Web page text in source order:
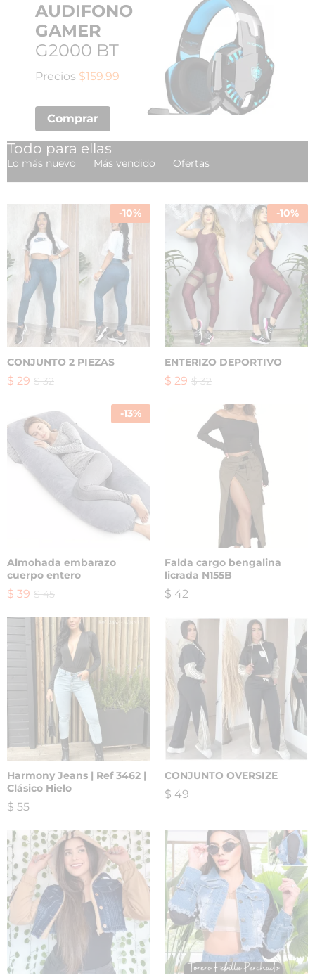
AUDIFONO
GAMER
G2000 BT
Precios $159.99
Comprar
Todo para ellas
Lo más nuevo Más vendido Ofertas
-10%
CONJUNTO 2 PIEZAS
$ 29 $32
-10%
ENTERIZO DEPORTIVO
$ 29 $32
-13%
Almohada embarazo
cuerpo entero
$ 39 $45
Falda cargo bengalina
licrada N155B
$ 42
Harmony Jeans | Ref 3462 |
Clásico Hielo
$ 55
CONJUNTO OVERSIZE
$ 49